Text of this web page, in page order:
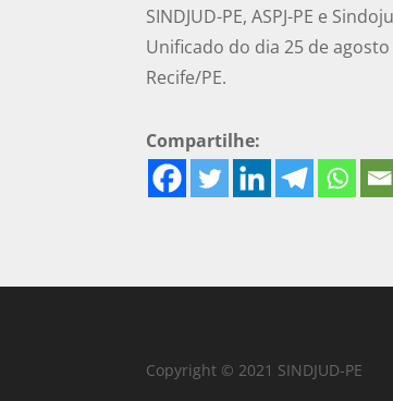
SINDJUD-PE, ASPJ-PE e
Unificado do dia 25 de
Recife/PE.
Compartilhe:
Copyright © 2021 SINDJUD-PE